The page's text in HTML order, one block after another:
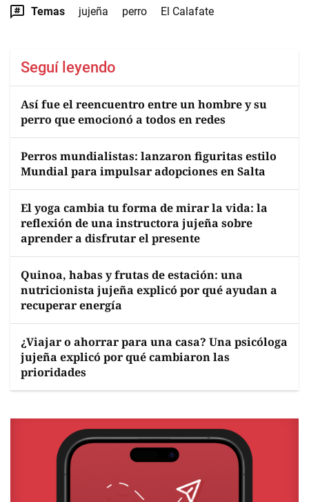
Temas jujeña perro El Calafate
Seguí leyendo
Así fue el reencuentro entre un hombre y su
perro que emocionó a todos en redes
Perros mundialistas: lanzaron figuritas estilo
Mundial para impulsar adopciones en Salta
El yoga cambia tu forma de mirar la vida: la
reflexión de una instructora jujeña sobre
aprender a disfrutar el presente
Quinoa, habas y frutas de estación: una
nutricionista jujeña explicó por qué ayudan a
recuperar energía
¿Viajar o ahorrar para una casa? Una psicóloga
jujeña explicó por qué cambiaron las
prioridades